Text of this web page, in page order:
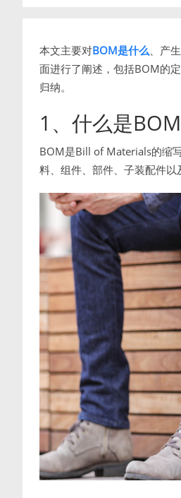
本文主要对BOM是什么 、产
面进行了阐述，包括BOM的
归纳。
1、什么是
BOM是Bill of Materials的缩
料、组件、部件、子装配件以